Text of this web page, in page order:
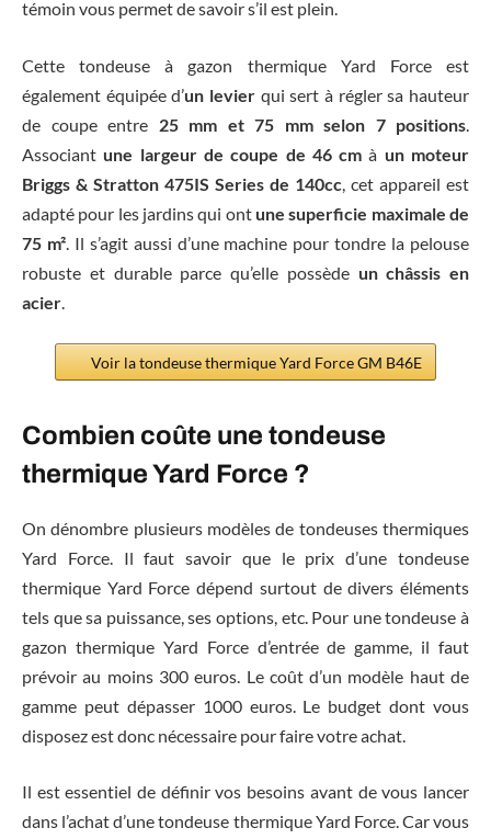
témoin vous permet de savoir s’il est plein.
Cette tondeuse à gazon thermique Yard Force est
également équipée d’un levier qui sert à régler sa hauteur
de coupe entre 25 mm et 75 mm selon 7 positions.
Associant une largeur de coupe de 46 cm à un moteur
Briggs & Stratton 475IS Series de 140cc, cet appareil est
adapté pour les jardins qui ont une superficie maximale de
75 m². Il s’agit aussi d’une machine pour tondre la pelouse
robuste et durable parce qu’elle possède un châssis en
acier.
Voir la tondeuse thermique Yard Force GM B46E
Combien coûte une tondeuse
thermique Yard Force ?
On dénombre plusieurs modèles de tondeuses thermiques
Yard Force. Il faut savoir que le prix d’une tondeuse
thermique Yard Force dépend surtout de divers éléments
tels que sa puissance, ses options, etc. Pour une tondeuse à
gazon thermique Yard Force d’entrée de gamme, il faut
prévoir au moins 300 euros. Le coût d’un modèle haut de
gamme peut dépasser 1000 euros. Le budget dont vous
disposez est donc nécessaire pour faire votre achat.
Il est essentiel de définir vos besoins avant de vous lancer
dans l’achat d’une tondeuse thermique Yard Force. Car vous